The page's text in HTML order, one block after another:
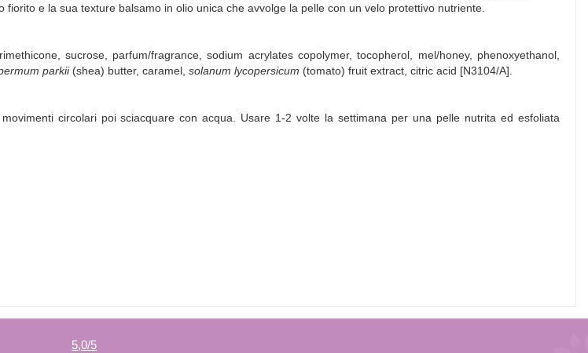
e la sua texture balsamo in olio unica che avvolge la pelle con un velo protettivo nutriente.
sucrose, parfum/fragrance, sodium acrylates copolymer, tocopherol, mel/honey, phenoxyethanol,
parkii (shea) butter, caramel, solanum lycopersicum (tomato) fruit extract, citric acid [N3104/A].
circolari poi sciacquare con acqua. Usare 1-2 volte la settimana per una pelle nutrita ed esfoliata
5,0/5